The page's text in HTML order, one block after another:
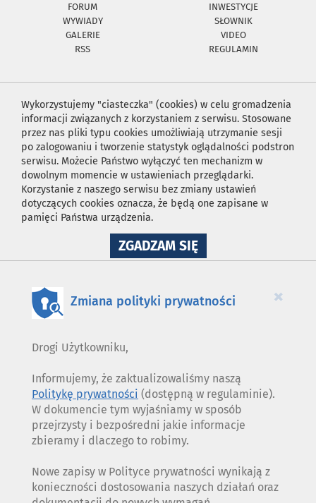
FORUM
INWESTYCJE
WYWIADY
SŁOWNIK
GALERIE
VIDEO
RSS
REGULAMIN
Wykorzystujemy "ciasteczka" (cookies) w celu gromadzenia
informacji związanych z korzystaniem z serwisu. Stosowane
przez nas pliki typu cookies umożliwiają utrzymanie sesji
po zalogowaniu i tworzenie statystyk oglądalności podstron
serwisu. Możecie Państwo wyłączyć ten mechanizm w
dowolnym momencie w ustawieniach przeglądarki.
Korzystanie z naszego serwisu bez zmiany ustawień
dotyczących cookies oznacza, że będą one zapisane w
pamięci Państwa urządzenia.
ZGADZAM SIĘNA
WYKORZYSTANIE
×
Zmiana polityki prywatności
Drogi Użytkowniku,
Informujemy, że zaktualizowaliśmy naszą
Politykę prywatności (dostępną w regulaminie).
W dokumencie tym wyjaśniamy w sposób
przejrzysty i bezpośredni jakie informacje
zbieramy i dlaczego to robimy.
Nowe zapisy w Polityce prywatności wynikają z
konieczności dostosowania naszych działań oraz